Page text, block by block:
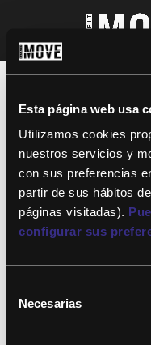
Esta página web usa
Utilizamos cookies
nuestros servicios y
con sus preferencias
partir de sus hábitos
páginas visitadas).
configurar sus
Necesarias
¡Para disfrutar
así podrás